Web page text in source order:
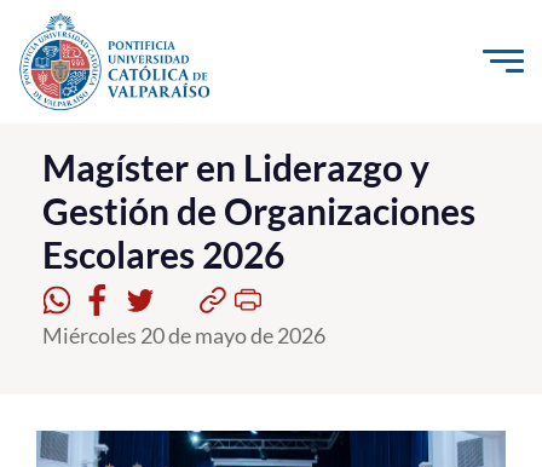
Click acá para ir directamente al contenido
La Universidad
Investigación, Creación e Innovación
PUCV Internacional
Vinculación con el Medio
Pregrado
Magíster en Liderazgo y
Gestión de Organizaciones
Escolares 2026
Miércoles 20 de mayo de 2026